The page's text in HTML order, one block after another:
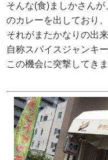
そんな(食)ましかさん
のカレーを出しており、
それがまたかなりの出
自称スパイスジャンキ
この機会に突撃してき